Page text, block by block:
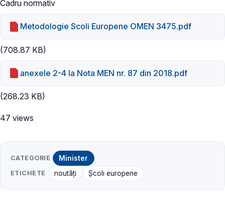
Cadru normativ
Metodologie Scoli Europene OMEN 3475.pdf
(708.87 KB)
anexele 2-4 la Nota MEN nr. 87 din 2018.pdf
(268.23 KB)
47 views
CATEGORIE Minister
ETICHETE noutăți Școli europene